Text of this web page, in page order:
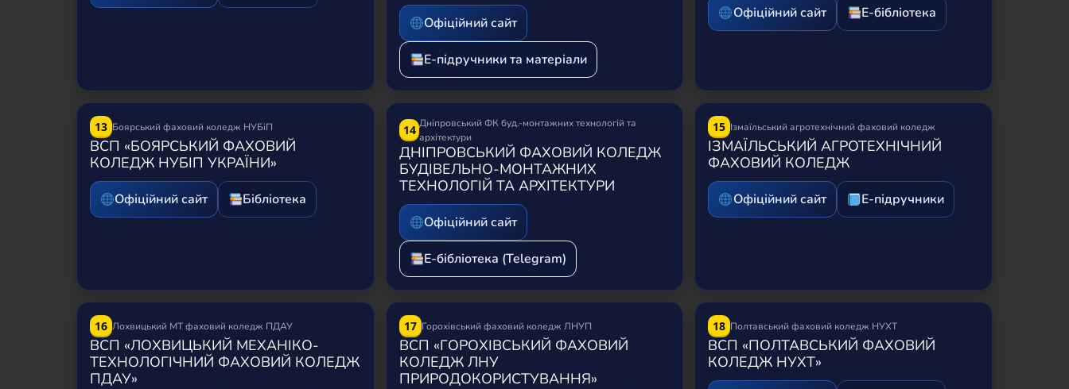
Офіційний сайт
Е-підручники та матеріали
Офіційний сайт Е-бібліотека
13 Боярський фаховий коледж НУБіП
ВСП «БОЯРСЬКИЙ ФАХОВИЙ
КОЛЕДЖ НУБІП УКРАЇНИ»
Офіційний сайт Бібліотека
14 Дніпровський ФК буд.-монтажних технологій та
архітектури
ДНІПРОВСЬКИЙ ФАХОВИЙ КОЛЕДЖ
БУДІВЕЛЬНО-МОНТАЖНИХ
ТЕХНОЛОГІЙ ТА АРХІТЕКТУРИ
Офіційний сайт
Е-бібліотека (Telegram)
15 Ізмаїльський агротехнічний фаховий коледж
ІЗМАЇЛЬСЬКИЙ АГРОТЕХНІЧНИЙ
ФАХОВИЙ КОЛЕДЖ
Офіційний сайт Е-підручники
16 Лохвицький МТ фаховий коледж ПДАУ
ВСП «ЛОХВИЦЬКИЙ МЕХАНІКО-
ТЕХНОЛОГІЧНИЙ ФАХОВИЙ КОЛЕДЖ
ПДАУ»
17 Горохівський фаховий коледж ЛНУП
ВСП «ГОРОХІВСЬКИЙ ФАХОВИЙ
КОЛЕДЖ ЛНУ
ПРИРОДОКОРИСТУВАННЯ»
18 Полтавський фаховий коледж НУХТ
ВСП «ПОЛТАВСЬКИЙ ФАХОВИЙ
КОЛЕДЖ НУХТ»